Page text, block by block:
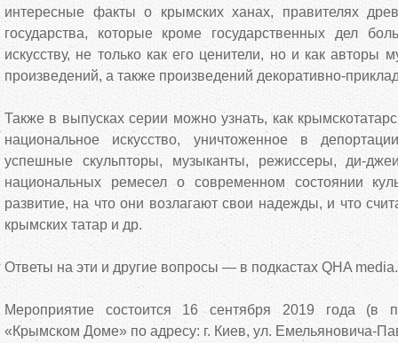
интересные факты о крымских ханах, правителях
государства, которые кроме государственных дел
искусству, не только как его ценители, но и как авторы
произведений, а также произведений декоративно-
Также в выпусках серии можно узнать, как
национальное искусство, уничтоженное в
успешные скульпторы, музыканты, режиссеры, ди-
национальных ремесел о современном состоянии
развитие, на что они возлагают свои надежды, и что
крымских татар и др.
Ответы на эти и другие вопросы — в подкастах QHA media.
Мероприятие состоится 16 сентября 2019 года (в
«Крымском Доме» по адресу: г. Киев, ул. Емельяновича-